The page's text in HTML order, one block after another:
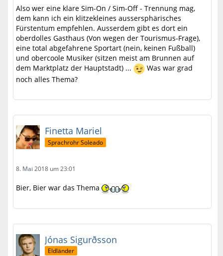
Also wer eine klare Sim-On / Sim-Off - Trennung mag,
dem kann ich ein klitzekleines aussersphärisches
Fürstentum empfehlen. Ausserdem gibt es dort ein
oberdolles Gasthaus (Von wegen der Tourismus-Frage),
eine total abgefahrene Sportart (nein, keinen Fußball)
und obercoole Musiker (sitzen meist am Brunnen auf
dem Marktplatz der Hauptstadt) ...
Was war grad
noch alles Thema?
Finetta Mariel
Sprachrohr Soleado
8. Mai 2018 um 23:01
Bier, Bier war das Thema
Jónas Sigurðsson
Eldländer